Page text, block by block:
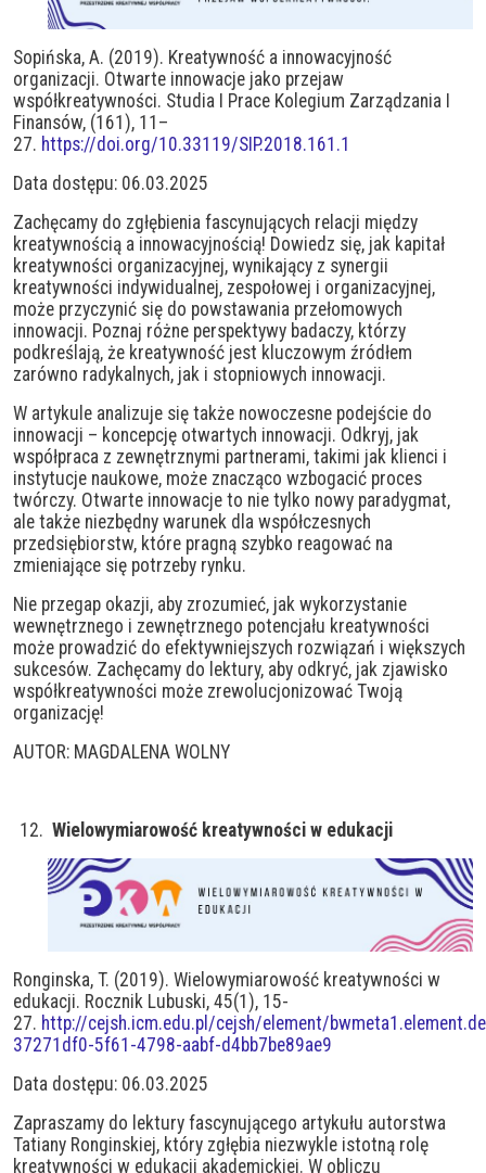
Sopińska, A. (2019). Kreatywność a innowacyjność
organizacji. Otwarte innowacje jako przejaw
współkreatywności. Studia I Prace Kolegium Zarządzania I
Finansów, (161), 11–
27. https://doi.org/10.33119/SIP.2018.161.1
Data dostępu: 06.03.2025
Zachęcamy do zgłębienia fascynujących relacji między
kreatywnością a innowacyjnością! Dowiedz się, jak kapitał
kreatywności organizacyjnej, wynikający z synergii
kreatywności indywidualnej, zespołowej i organizacyjnej,
może przyczynić się do powstawania przełomowych
innowacji. Poznaj różne perspektywy badaczy, którzy
podkreślają, że kreatywność jest kluczowym źródłem
zarówno radykalnych, jak i stopniowych innowacji.
W artykule analizuje się także nowoczesne podejście do
innowacji – koncepcję otwartych innowacji. Odkryj, jak
współpraca z zewnętrznymi partnerami, takimi jak klienci i
instytucje naukowe, może znacząco wzbogacić proces
twórczy. Otwarte innowacje to nie tylko nowy paradygmat,
ale także niezbędny warunek dla współczesnych
przedsiębiorstw, które pragną szybko reagować na
zmieniające się potrzeby rynku.
Nie przegap okazji, aby zrozumieć, jak wykorzystanie
wewnętrznego i zewnętrznego potencjału kreatywności
może prowadzić do efektywniejszych rozwiązań i większych
sukcesów. Zachęcamy do lektury, aby odkryć, jak zjawisko
współkreatywności może zrewolucjonizować Twoją
organizację!
AUTOR: MAGDALENA WOLNY
Wielowymiarowość kreatywności w edukacji
Ronginska, T. (2019). Wielowymiarowość kreatywności w
edukacji. Rocznik Lubuski, 45(1), 15-
27. http://cejsh.icm.edu.pl/cejsh/element/
37271df0-5f61-4798-aabf-d4bb7be89ae9
Data dostępu: 06.03.2025
Zapraszamy do lektury fascynującego artykułu autorstwa
Tatiany Ronginskiej, który zgłębia niezwykle istotną rolę
kreatywności w edukacji akademickiej. W obliczu